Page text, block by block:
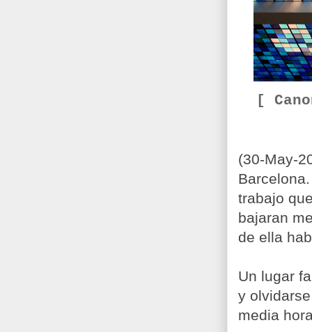
[
(30-May-
trabajo
bajaran
de ella
Un lugar
y
media